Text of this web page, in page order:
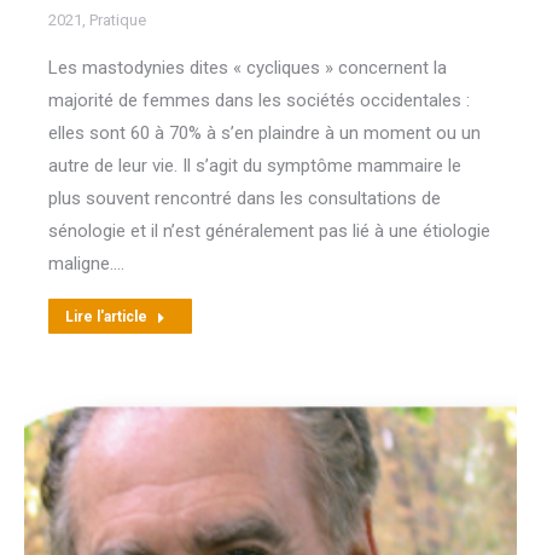
2021 Pratique
Les mastodynies dites « cycliques » concernent la
majorité de femmes dans les sociétés occidentales :
elles sont 60 à 70% à s’en plaindre à un moment ou un
autre de leur vie. Il s’agit du symptôme mammaire le
plus souvent rencontré dans les consultations de
sénologie et il n’est généralement pas lié à une étiologie
maligne.…
Lire l'article